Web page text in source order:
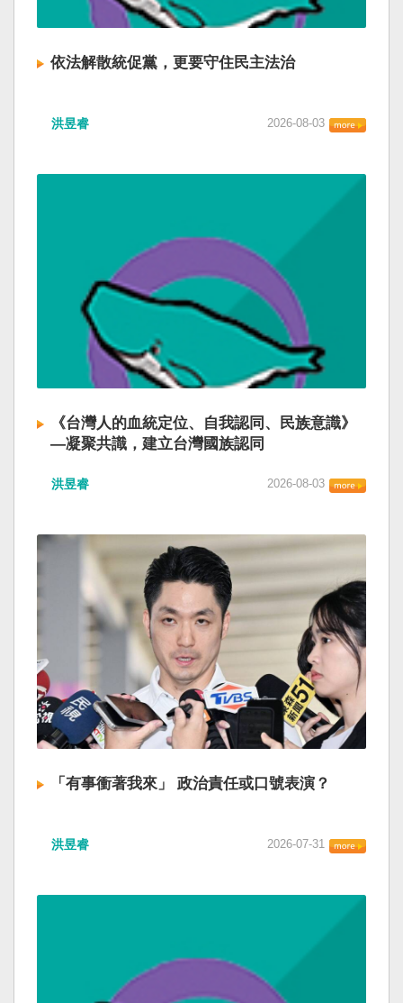
依法解散統促黨，更要守住民主法治
洪昱睿 2026-08-03
《台灣人的血統定位、自我認同、民族意識》
—凝聚共識，建立台灣國族認同
洪昱睿 2026-08-03
「有事衝著我來」 政治責任或口號表演？
洪昱睿 2026-07-31